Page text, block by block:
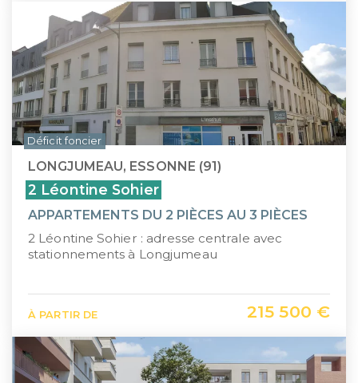
LONGJUMEAU, ESSONNE (91)
2 Léontine Sohier
APPARTEMENTS DU 2 PIÈCES AU 3 PIÈCES
2 Léontine Sohier : adresse centrale avec
stationnements à Longjumeau
À PARTIR DE 215 500 €
Déficit foncier